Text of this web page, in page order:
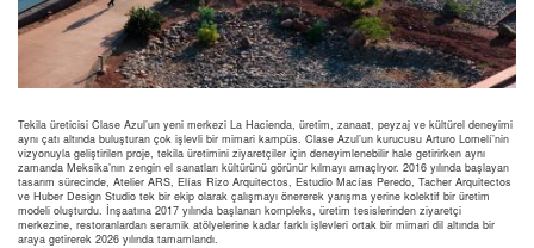
Tekila üreticisi Clase Azul’un yeni merkezi La Hacienda, üretim, zanaat, peyzaj ve kültürel deneyimi
aynı çatı altında buluşturan çok işlevli bir mimari kampüs. Clase Azul’un kurucusu Arturo Lomelí’nin
vizyonuyla geliştirilen proje, tekila üretimini ziyaretçiler için deneyimlenebilir hale getirirken aynı
zamanda Meksika’nın zengin el sanatları kültürünü görünür kılmayı amaçlıyor. 2016 yılında başlayan
tasarım sürecinde, Atelier ARS, Elías Rizo Arquitectos, Estudio Macías Peredo, Tacher Arquitectos
ve Huber Design Studio tek bir ekip olarak çalışmayı önererek yarışma yerine kolektif bir üretim
modeli oluşturdu. İnşaatına 2017 yılında başlanan kompleks, üretim tesislerinden ziyaretçi
merkezine, restoranlardan seramik atölyelerine kadar farklı işlevleri ortak bir mimari dil altında bir
araya getirerek 2026 yılında tamamlandı.